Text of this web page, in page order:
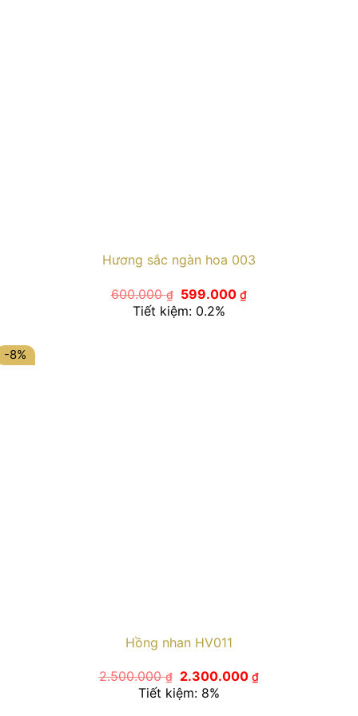
Hương sắc ngàn hoa 003
600.000₫
Giá
gốc
là:
599.000₫Giá
Tiết kiệm: 0.2%
-8%
Hồng nhan HV011
2.500.000₫
Giá
gốc
là:
2.300.000₫Giá
Tiết kiệm: 8%